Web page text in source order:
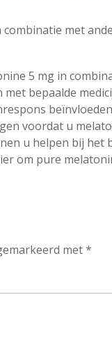
met
5 mg in
bepaalde
voordat u
u helpen bij het
om pure
met*